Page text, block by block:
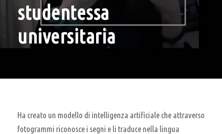
studentessa
universitaria
Ha creato un modello di intelligenza artificiale che attraverso
fotogrammi riconosce i segni e li traduce nella lingua